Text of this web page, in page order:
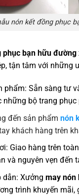
nón kết đồng phục
bạn hữu đường
tận tâm với những
phẩm: Sẵn sàng tư
bộ trang phục
đến sản phẩmnón
khách hàng trên
Giao hàng trên
và nguyên vẹn đến
dẫn: Xưởngmay nón
trình khuyến